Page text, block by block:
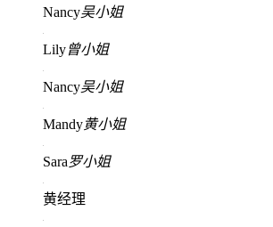
Nancy吴小姐
Lily曾小姐
Nancy吴小姐
Mandy黄小姐
Sara罗小姐
黄经理